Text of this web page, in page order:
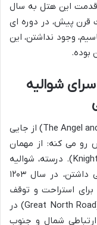
این هتل به سال
قرن پیش، در دوره ای
وجود نداشتن، این
بوده.
شوالیه
داستان هتل آنجل اند رویال (The Angel and Royal Hotel) از جایی
رو می کنه: از مهمان
سرایی برای شوالیه های معبد (Knights Templar). درسته، شوالیه
هایی که در جنگ های صلیبی نقش مهمی داشتن، در سال ۱۲۰۳
استراحت و توقف
خودشون و زائرانی که در جاده بزرگ شمال (Great North Road) در
شمال و جنوب